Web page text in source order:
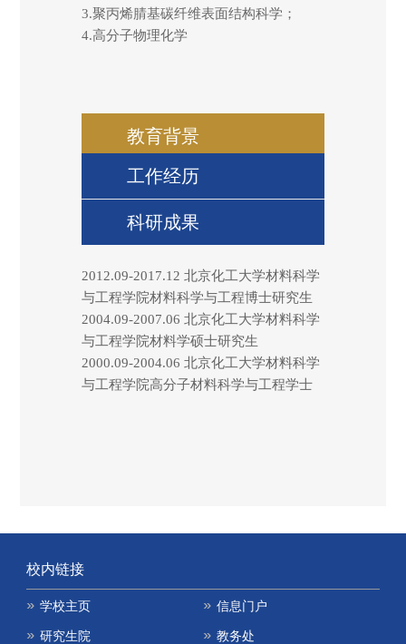
3.聚丙烯腈基碳纤维表面结构科学；
4.高分子物理化学
教育背景
工作经历
科研成果
2012.09-2017.12北京化工大学材料科学
与工程学院材料科学与工程博士研究生
2004.09-2007.06北京化工大学材料科学
与工程学院材料学硕士研究生
2000.09-2004.06北京化工大学材料科学
与工程学院高分子材料科学与工程学士
校内链接
学校主页 信息门户
研究生院 教务处